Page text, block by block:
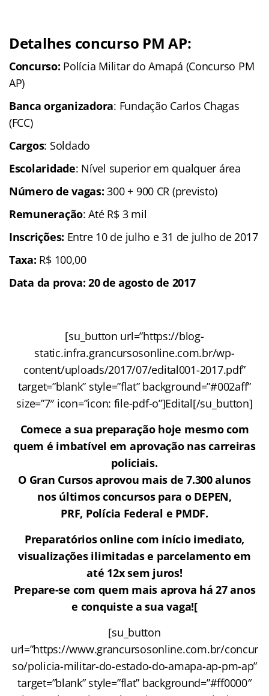
Detalhes concurso PM AP:
Concurso: Polícia Militar do Amapá (Concurso PM
AP)
Banca organizadora: Fundação Carlos Chagas
(FCC)
Cargos: Soldado
Escolaridade: Nível superior em qualquer área
Número de vagas:300 + 900 CR (previsto)
Remuneração: Até R$ 3 mil
Inscrições: Entre 10 de julho e 31 de julho de 2017
Taxa: R$ 100,00
Data da prova: 20 de agosto de 2017
[su_button url=”https://blog-
static.infra.grancursosonline.com.br/wp-
content/uploads/2017/07/edital001-2017.pdf”
target=”blank” style=”flat” background=”#002aff”
size=”7″ icon=”icon: file-pdf-o”]Edital[/su_button]
Comece a sua preparação hoje mesmo com
quem é imbatível em aprovação nas carreiras
policiais.
O Gran Cursos aprovou mais de 7.300 alunos
nos últimos concursos para o DEPEN,
PRF, Polícia Federal e PMDF.
Preparatórios online com início imediato,
visualizações ilimitadas e parcelamento em
até 12x sem juros!
Prepare-se com quem mais aprova há 27 anos
e conquiste a sua vaga![
[su_button
url=”https://www.grancursosonline.com.br/concur
so/policia-militar-do-estado-do-amapa-ap-pm-ap”
target=”blank” style=”flat” background=”#ff0000″